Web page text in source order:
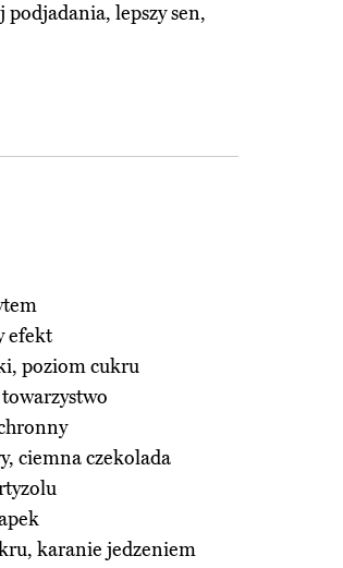
lepszy sen,
efekt
poziom cukru
ciemna czekolada
karanie jedzeniem